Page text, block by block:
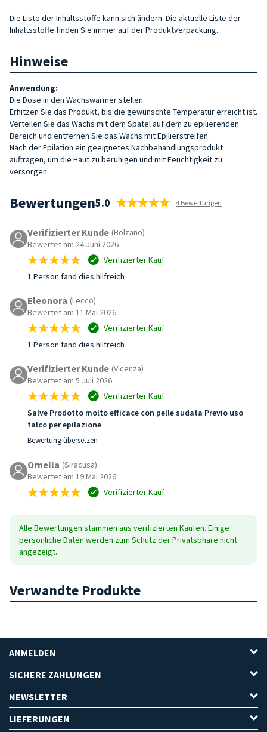
Die Liste der Inhaltsstoffe kann sich ändern. Die aktuelle Liste der
Inhaltsstoffe finden Sie immer auf der Produktverpackung.
Hinweise
Anwendung:
Die Dose in den Wachswärmer stellen.
Erhitzen Sie das Produkt, bis die gewünschte Temperatur erreicht ist.
Verteilen Sie das Wachs mit dem Spatel auf dem zu epilierenden
Bereich und entfernen Sie das Wachs mit Epilierstreifen.
Nach der Epilation ein geeignetes Nachbehandlungsprodukt
auftragen, um die Haut zu beruhigen und mit Feuchtigkeit zu
versorgen.
Bewertungen5.0 4 Bewertungen
Verifizierter Kunde (Bolzano)
Bewertet am 24 Juni 2026
Verifizierter Kauf
1 Person fand dies hilfreich
Eleonora (Lecco)
Bewertet am 11 Mai 2026
Verifizierter Kauf
1 Person fand dies hilfreich
Verifizierter Kunde (Vicenza)
Bewertet am 5 Juli 2026
Verifizierter Kauf
Salve Prodotto molto efficace con pelle sudata Previo uso
talco per epilazione
Bewertung übersetzen
Ornella (Siracusa)
Bewertet am 19 Mai 2026
Verifizierter Kauf
Alle Bewertungen stammen aus verifizierten Käufen. Einige
persönliche Daten werden zum Schutz der Privatsphäre nicht
angezeigt.
Verwandte Produkte
ANMELDEN
SICHERE ZAHLUNGEN
NEWSLETTER
LIEFERUNGEN